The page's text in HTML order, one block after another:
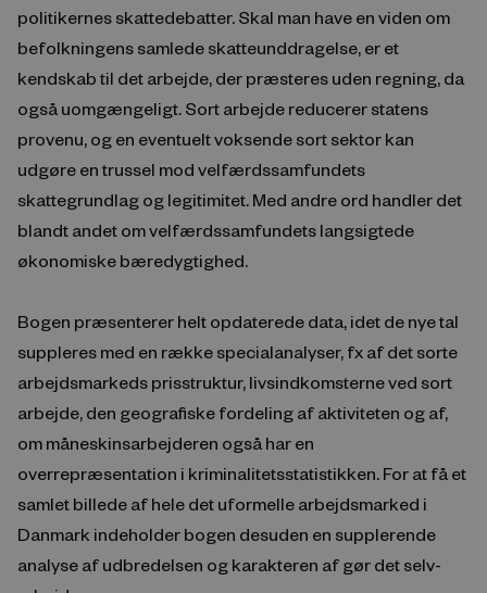
politikernes skattedebatter. Skal man have en viden om
befolkningens samlede skatteunddragelse, er et
kendskab til det arbejde, der præsteres uden regning, da
også uomgængeligt. Sort arbejde reducerer statens
provenu, og en eventuelt voksende sort sektor kan
udgøre en trussel mod velfærdssamfundets
skattegrundlag og legitimitet. Med andre ord handler det
blandt andet om velfærdssamfundets langsigtede
økonomiske bæredygtighed.
Bogen præsenterer helt opdaterede data, idet de nye tal
suppleres med en række specialanalyser, fx af det sorte
arbejdsmarkeds prisstruktur, livsindkomsterne ved sort
arbejde, den geografiske fordeling af aktiviteten og af,
om måneskinsarbejderen også har en
overrepræsentation i kriminalitetsstatistikken. For at få et
samlet billede af hele det uformelle arbejdsmarked i
Danmark indeholder bogen desuden en supplerende
analyse af udbredelsen og karakteren af gør det selv-